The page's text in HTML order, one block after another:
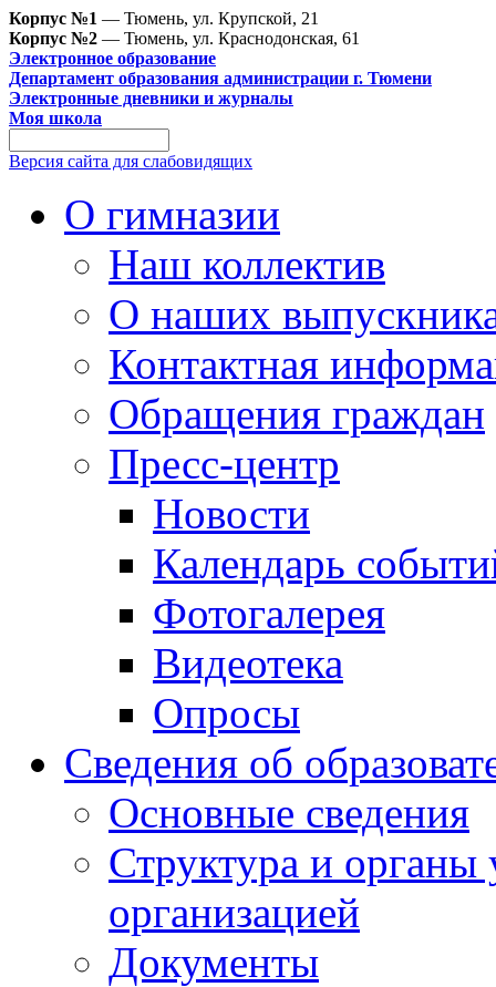
Корпус №1 — Тюмень, ул. Крупской, 21
Корпус №2 — Тюмень, ул. Краснодонская, 61
Электронное образование
Департамент образования администрации г. Тюмени
Электронные дневники и журналы
Моя школа
Версия сайта для слабовидящих
О гимназии
Наш коллектив
О наших
Контактная
Обращения граждан
Пресс-центр
Новости
Календарь
Фотогалерея
Видеотека
Опросы
Сведения об
Основные сведения
Структура и органы
организацией
Документы